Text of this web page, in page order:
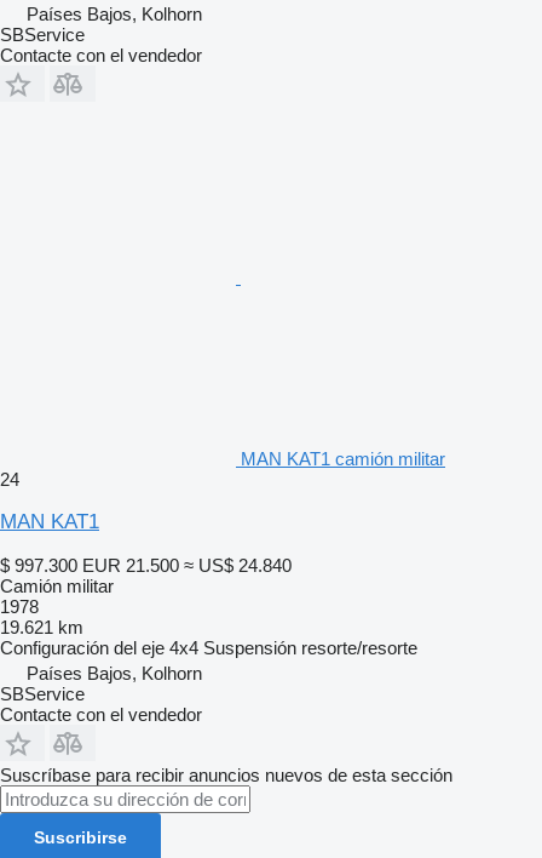
Países Bajos, Kolhorn
SBService
Contacte con el vendedor
MAN KAT1 camión militar
24
MAN KAT1
$ 997.300 EUR 21.500 ≈ US$ 24.840
Camión militar
1978
19.621 km
Configuración del eje 4x4 Suspensión resorte/resorte
Países Bajos, Kolhorn
SBService
Contacte con el vendedor
Suscríbase para recibir anuncios nuevos de esta sección
Suscribirse